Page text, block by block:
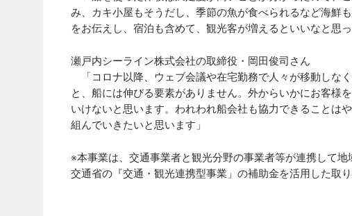
み、カキ小屋もそうだし、季節の魚が食べられるなど海鮮
をお伝えし、宿泊も含めて、観光客が増えるといいなと思っ
瀬戸内シーライン株式会社の取締役・岡田俊司さん
「コロナ以降、ウェブ会議や在宅勤務で人々が移動しな
と、船には伸びる要素がありません。外からいかにお客様
いけないと思います。われわれ船会社も協力できることは
組んでいきたいと思います」
※本事業は、交通事業者と観光分野の事業者等が連携して
交通省の『交通・観光連携型事業」の補助金を活用した取り